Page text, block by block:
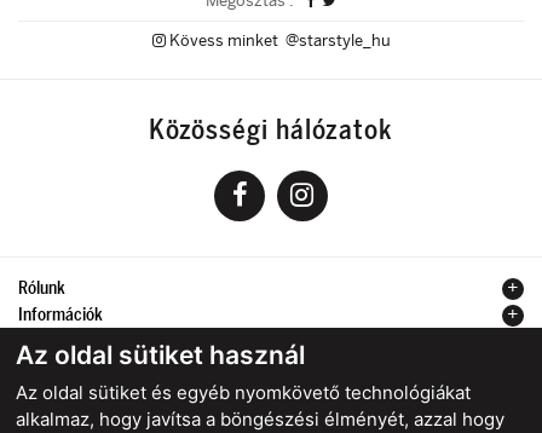
Az oldal sütiket használ
Az oldal sütiket és egyéb nyomkövető technológiákat
alkalmaz, hogy javítsa a böngészési élményét, azzal hogy
Kövess minket @starstyle_hu
Közösségi hálózatok
Rólunk
Információk
Kapcsolat